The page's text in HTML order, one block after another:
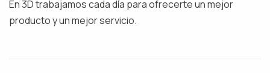
En 3D trabajamos cada día para ofrecerte un mejor
producto y un mejor servicio.